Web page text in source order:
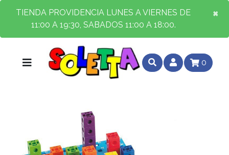
TIENDA PROVIDENCIA LUNES A VIERNES DE
11:00 A 19:30, SABADOS 11:00 A 18:00.
×
×
0